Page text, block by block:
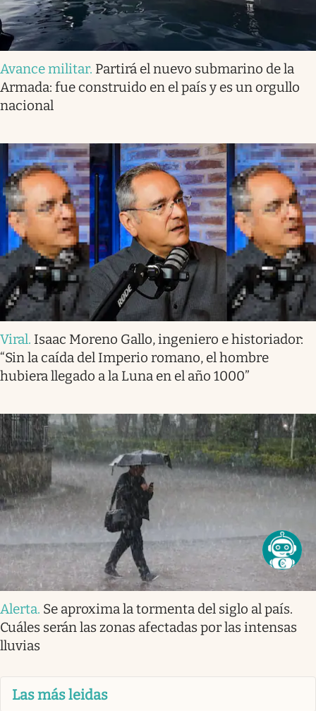
Avance militar. Partirá el nuevo submarino de la
Armada: fue construido en el país y es un orgullo
nacional
Viral. Isaac Moreno Gallo, ingeniero e historiador:
“Sin la caída del Imperio romano, el hombre
hubiera llegado a la Luna en el año 1000”
Alerta. Se aproxima la tormenta del siglo al país.
Cuáles serán las zonas afectadas por las intensas
lluvias
Las más leidas